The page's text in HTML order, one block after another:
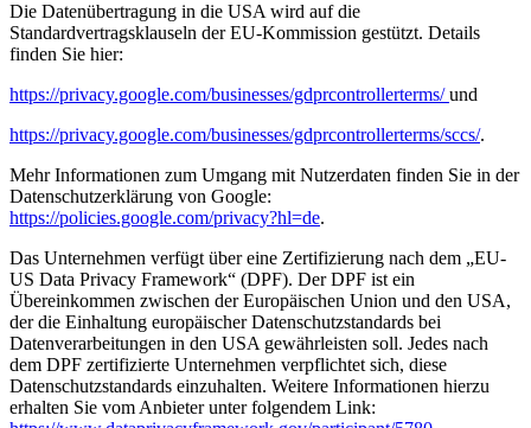
Die Datenübertragung in die USA wird auf die
Standardvertragsklauseln der EU-Kommission gestützt. Details
finden Sie hier:
https://privacy.google.com/businesses/gdprcontrollerterms/und
https://privacy.google.com/businesses/gdprcontrollerterms/sccs/.
Mehr Informationen zum Umgang mit Nutzerdaten finden Sie in der
Datenschutzerklärung von Google:
https://policies.google.com/privacy?hl=de.
Das Unternehmen verfügt über eine Zertifizierung nach dem „EU-
US Data Privacy Framework“ (DPF). Der DPF ist ein
Übereinkommen zwischen der Europäischen Union und den USA,
der die Einhaltung europäischer Datenschutzstandards bei
Datenverarbeitungen in den USA gewährleisten soll. Jedes nach
dem DPF zertifizierte Unternehmen verpflichtet sich, diese
Datenschutzstandards einzuhalten. Weitere Informationen hierzu
erhalten Sie vom Anbieter unter folgendem Link: